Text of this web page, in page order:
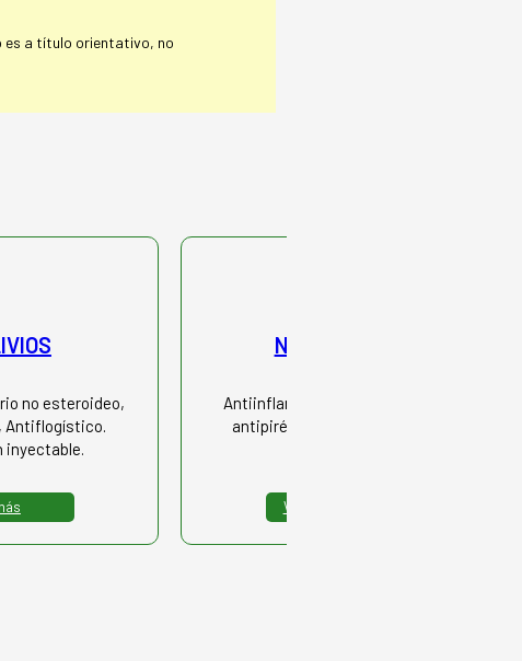
es a título orientativo, no
no esteroideo,
Antiflogístico.
inyectable.
NIGLUMINE
Antiinflamatorio, antiálgico y
antipirético no esteroideo.
Ver más